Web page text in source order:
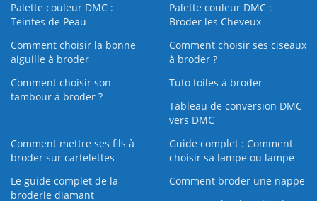
Palette couleur DMC :
Teintes de Peau
Palette couleur DMC :
Broder les Cheveux
Comment choisir la bonne
aiguille à broder
Comment choisir ses ciseaux
à broder ?
Comment choisir son
tambour à broder ?
Tuto toiles à broder
Tableau de conversion DMC
vers DMC
Comment mettre ses fils à
broder sur cartelettes
Guide complet : Comment
choisir sa lampe ou lampe
Le guide complet de la
broderie diamant
Comment broder une nappe